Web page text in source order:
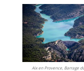
Aix en Provence, Barrage